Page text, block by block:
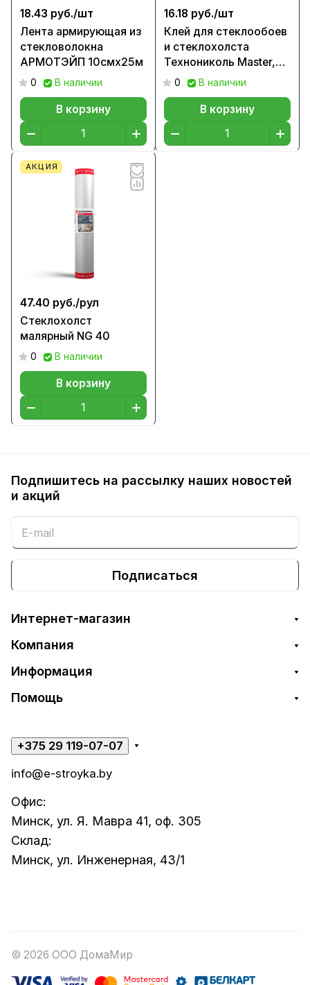
18.43 руб./шт
Лента армирующая из
стекловолокна
АРМОТЭЙП 10смх25м
0 В наличии
В корзину
16.18 руб./шт
Клей для стеклообоев
и стеклохолста
Технониколь Master,
350 гр
0 В наличии
В корзину
АКЦИЯ
47.40 руб./рул
Стеклохолст
малярный NG 40
0 В наличии
В корзину
Подпишитесь на рассылку наших новостей
и акций
Подписаться
Интернет-магазин
Компания
Информация
Помощь
+375 29 119-07-07
info@e-stroyka.by
Офис:
Минск, ул. Я. Мавра 41, оф. 305
Склад:
Минск, ул. Инженерная, 43/1
© 2026 ООО ДомаМир